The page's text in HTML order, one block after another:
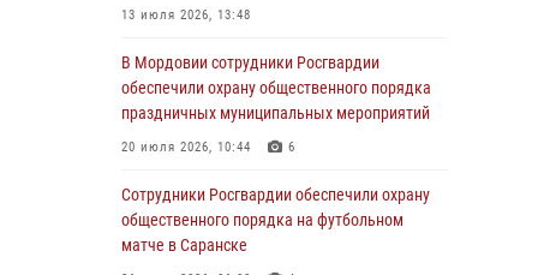
безопасность празднования 98-летия
Торбеевского и Ковылкинского районов
Мордовии
03 августа 2026, 08:32
В Мордовии отметили День ВДВ: нарушений
правопорядка не допущено
03 августа 2026, 07:40
13 июля 2026, 13:48
В Мордовии сотрудники Росгвардии
обеспечили охрану общественного порядка
праздничных муниципальных мероприятий
20 июля 2026, 10:44 6
Сотрудники Росгвардии обеспечили охрану
общественного порядка на футбольном
матче в Саранске